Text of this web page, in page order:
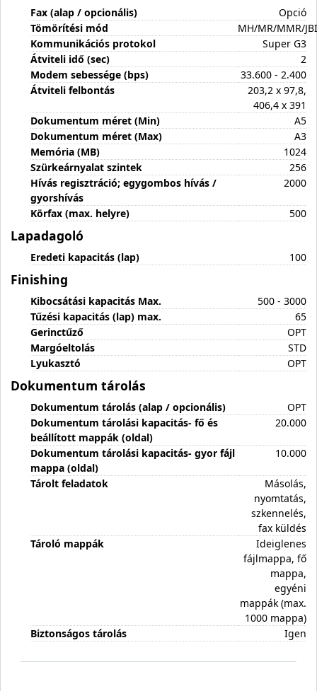
Fax (alap / opcionális)
Opció
Tömörítési mód
MH/MR/MMR/
Kommunikációs protokol
Super G3
Átviteli idő (sec)
2
Modem sebessége (bps)
33.600 - 2.400
Átviteli felbontás
203,2 x 97,8,
406,4 x 391
Dokumentum méret (Min)
A5
Dokumentum méret (Max)
A3
Memória (MB)
1024
Szürkeárnyalat szintek
256
Hívás regisztráció; egygombos hívás /
gyorshívás
2000
Körfax (max. helyre) 500
Lapadagoló
Eredeti kapacitás (lap) 100
Finishing
Kibocsátási kapacitás Max.
500 - 3000
Tűzési kapacitás (lap) max.
65
Gerinctűző
OPT
Margóeltolás
STD
Lyukasztó
OPT
Dokumentum tárolás
Dokumentum tárolás (alap / opcionális)
OPT
Dokumentum tárolási kapacitás- fő és
beállított mappák (oldal)
20.000
Dokumentum tárolási kapacitás- gyor fájl
mappa (oldal)
10.000
Tárolt feladatok
Másolás,
nyomtatás,
szkennelés,
fax küldés
Tároló mappák
Ideiglenes
fájlmappa, fő
mappa,
egyéni
mappák (max.
1000 mappa)
Biztonságos tárolás
Igen